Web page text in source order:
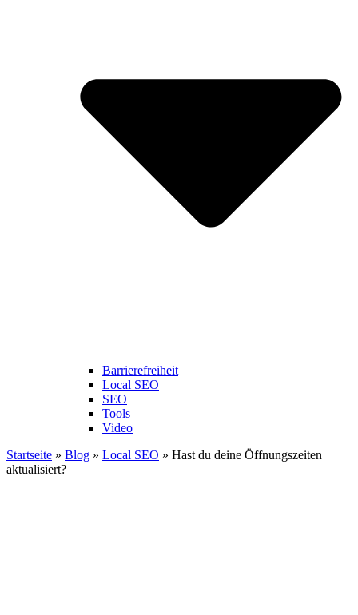
Barrierefreiheit
Local SEO
SEO
Tools
Video
Startseite » Blog » Local SEO » Hast du deine Öffnungszeiten
aktualisiert?